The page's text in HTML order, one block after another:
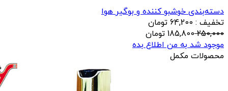
دسته‌بندی خوشبو کننده و بوگیر هوا
تخفیف : 64,200 تومان
250,000
185,800 تومان
موجود شد به من اطلاع بده
محصولات مکمل